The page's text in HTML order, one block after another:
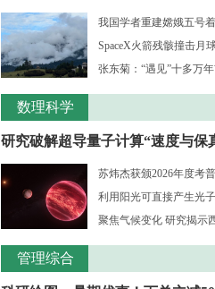
我国学者重建嫦娥五号
SpaceX火箭残骸撞击月
张东菊：“遇见”十多万
数理科学
研究破解超导量子计算“速度与保
苏炜杰获颁2026年度考
利用阳光可直接产生光
聚焦气候变化 研究揭示
管理综合